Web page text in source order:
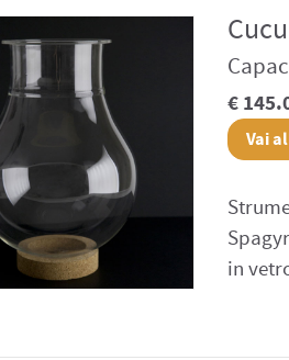
€
Vai
in